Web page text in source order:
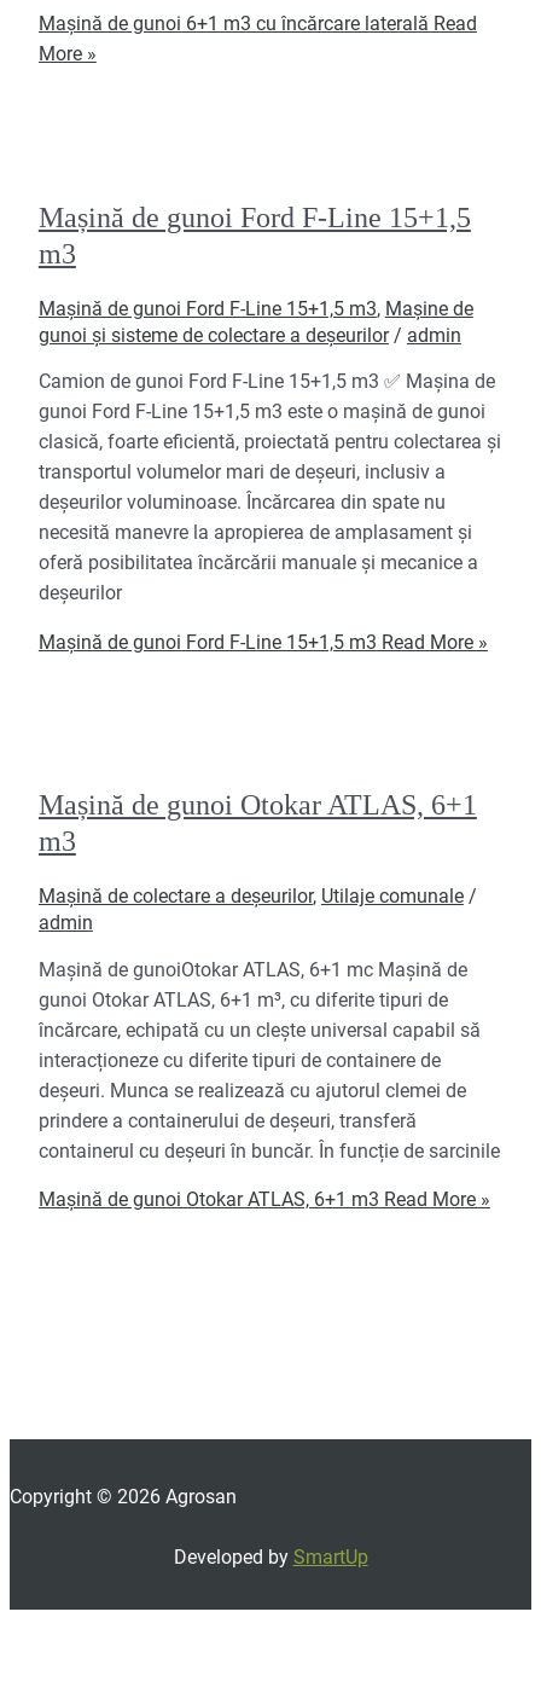
Mașină de gunoi 6+1 m3 cu încărcare laterală Read
More »
Mașină de gunoi Ford F-Line 15+1,5
m3
Mașină de gunoi Ford F-Line 15+1,5 m3, Mașine de
gunoi și sisteme de colectare a deșeurilor/ admin
Camion de gunoi Ford F-Line 15+1,5 m3 ✅ Mașina de
gunoi Ford F-Line 15+1,5 m3 este o mașină de gunoi
clasică, foarte eficientă, proiectată pentru colectarea și
transportul volumelor mari de deșeuri, inclusiv a
deșeurilor voluminoase. Încărcarea din spate nu
necesită manevre la apropierea de amplasament și
oferă posibilitatea încărcării manuale și mecanice a
deșeurilor
Mașină de gunoi Ford F-Line 15+1,5 m3 Read More »
Mașină de gunoi Otokar ATLAS, 6+1
m3
Mașină de colectare a deșeurilor, Utilaje comunale/
admin
Mașină de gunoiOtokar ATLAS, 6+1 mc Mașină de
gunoi Otokar ATLAS, 6+1 m³, cu diferite tipuri de
încărcare, echipată cu un clește universal capabil să
interacționeze cu diferite tipuri de containere de
deșeuri. Munca se realizează cu ajutorul clemei de
prindere a containerului de deșeuri, transferă
containerul cu deșeuri în buncăr. În funcție de sarcinile
Mașină de gunoi Otokar ATLAS, 6+1 m3 Read More »
Copyright © 2026 Agrosan
Developed by SmartUp